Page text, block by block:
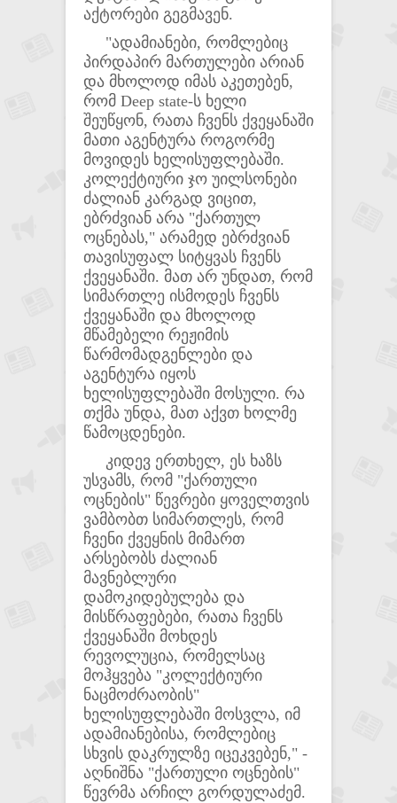
აქტორები გეგმავენ.
"ადამიანები, რომლებიც
პირდაპირ მართულები არიან
და მხოლოდ იმას აკეთებენ,
რომ Deep state-ს ხელი
შეუწყონ, რათა ჩვენს ქვეყანაში
მათი აგენტურა როგორმე
მოვიდეს ხელისუფლებაში.
კოლექტიური ჯო უილსონები
ძალიან კარგად ვიცით,
ებრძვიან არა "ქართულ
ოცნებას," არამედ ებრძვიან
თავისუფალ სიტყვას ჩვენს
ქვეყანაში. მათ არ უნდათ, რომ
სიმართლე ისმოდეს ჩვენს
ქვეყანაში და მხოლოდ
მწამებელი რეჟიმის
წარმომადგენლები და
აგენტურა იყოს
ხელისუფლებაში მოსული. რა
თქმა უნდა, მათ აქვთ ხოლმე
წამოცდენები.
კიდევ ერთხელ, ეს ხაზს
უსვამს, რომ "ქართული
ოცნების" წევრები ყოველთვის
ვამბობთ სიმართლეს, რომ
ჩვენი ქვეყნის მიმართ
არსებობს ძალიან
მავნებლური
დამოკიდებულება და
მისწრაფებები, რათა ჩვენს
ქვეყანაში მოხდეს
რევოლუცია, რომელსაც
მოჰყვება "კოლექტიური
ნაცმოძრაობის"
ხელისუფლებაში მოსვლა, იმ
ადამიანებისა, რომლებიც
სხვის დაკრულზე იცეკვებენ," -
აღნიშნა "ქართული ოცნების"
წევრმა არჩილ გორდულაძემ.